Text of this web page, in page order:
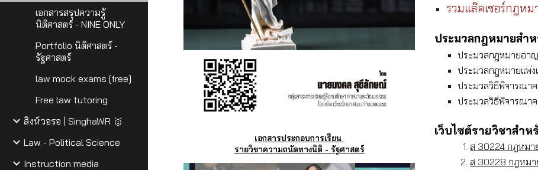
เอกสารสรุปความรู้
นิติศาสตร์ - NINE ONLY
Portfolio นิติศาสตร์ -
รัฐศาสตร์
law mock exams [free]
Free law tutoring
สิงห์วอรอ | SinghaWR 🥇
Law - Political Science
Instruction media
เอกสารประกอบการเรียน
รายวิชาความถนัดทางนิติ - รัฐศาสตร์
รวมแล๊คเชอร์กฎหม
ประมวลกฎหมายสำ
ประมวลกฎหมายอา
ประมวลกฎหมายแพ่
ประมวลวิธีพิจารณา
ประมวลวิธีพิจารณา
เว็บไซต์รายวิชาสำ
ส 30224 กฎหมา
ส 30228 กฎหม